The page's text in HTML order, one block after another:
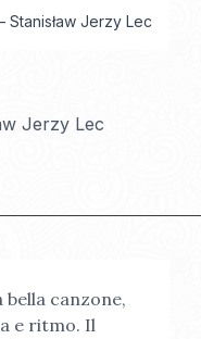
Stanisław Jerzy Lec
Jerzy Lec
canzone,
e ritmo. Il